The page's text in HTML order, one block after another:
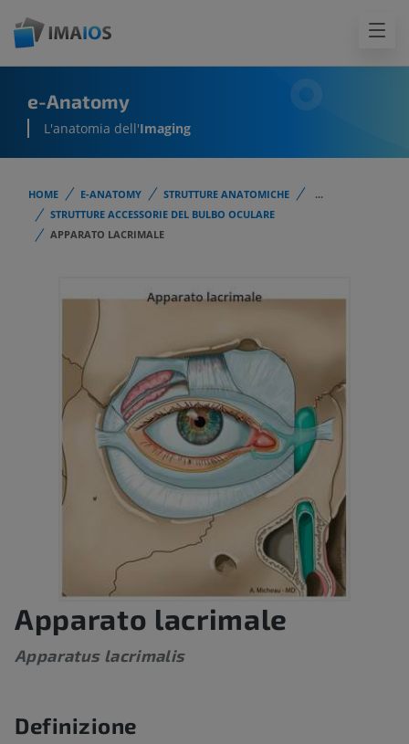
e-Anatomy
L'anatomia dell'Imaging
HOME E-ANATOMY STRUTTURE ANATOMICHE
...
STRUTTURE ACCESSORIE DEL BULBO OCULARE
APPARATO LACRIMALE
Apparato lacrimale
Apparatus lacrimalis
Definizione